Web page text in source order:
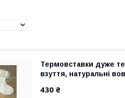
Термовставки дуже
взуття, натуральні
430 ₴